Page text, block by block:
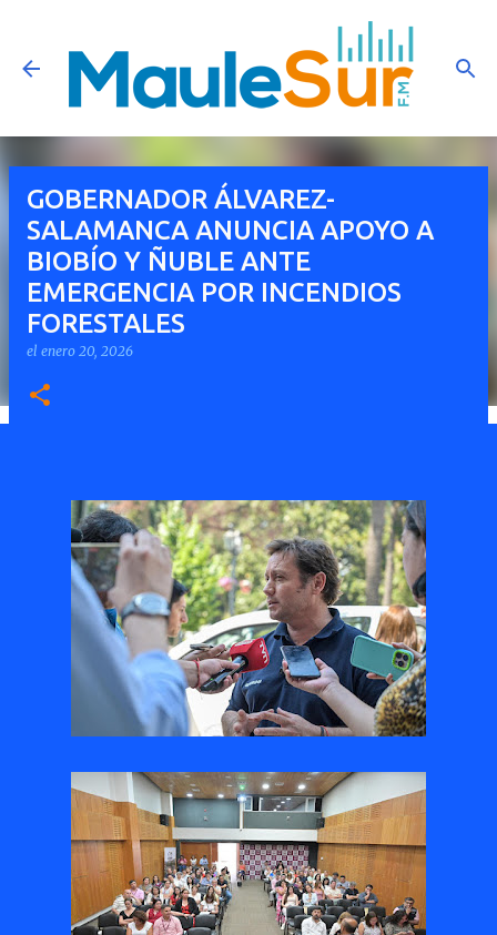
Ir al contenido principal
GOBERNADOR ÁLVAREZ-
SALAMANCA ANUNCIA APOYO A
BIOBÍO Y ÑUBLE ANTE
EMERGENCIA POR INCENDIOS
FORESTALES
el enero 20, 2026